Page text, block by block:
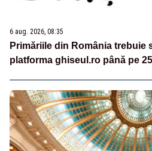
6 aug. 2026, 08:35
Primăriile din România trebuie
platforma ghiseul.ro până pe